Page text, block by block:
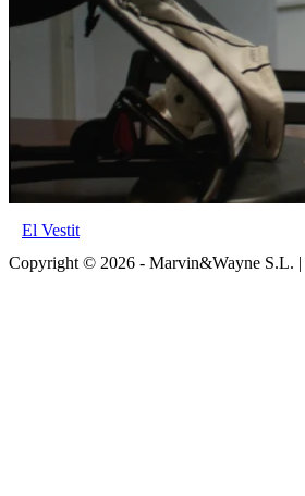
El Vestit
Copyright © 2026 - Marvin&Wayne S.L. |